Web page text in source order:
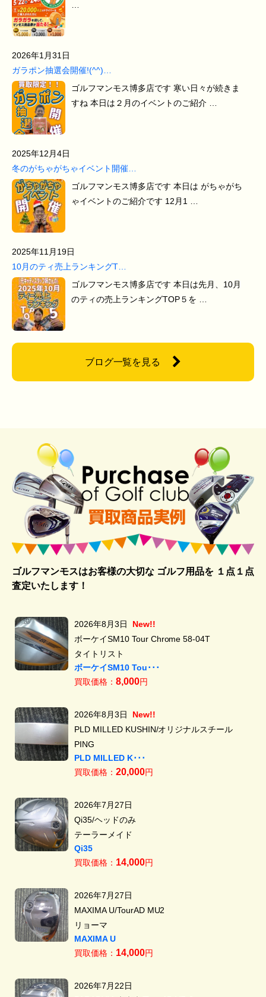
2026年1月31日
ガラポン抽選会開催!(^^)…
ゴルフマンモス博多店です 寒い日々が続きま
すね 本日は２月のイベントのご紹介 …
2025年12月4日
冬のがちゃがちゃイベント開催…
ゴルフマンモス博多店です 本日は がちゃがち
ゃイベントのご紹介です 12月1 …
2025年11月19日
10月のティ売上ランキングT…
ゴルフマンモス博多店です 本日は先月、10月
のティの売上ランキングTOP５を …
ブログ一覧を見る
ゴルフマンモスはお客様の大切な ゴルフ用品を１点１点
査定いたします！
2026年8月3日
New!!
ボーケイSM10 Tour Chrome 58-04T
タイトリスト
ボーケイSM10 Tou･･･
買取価格： 8,000円
2026年8月3日
New!!
PLD MILLED KUSHIN/オリジナルスチール
PING
PLD MILLED K･･･
買取価格： 20,000円
2026年7月27日
Qi35/ヘッドのみ
テーラーメイド
Qi35
買取価格： 14,000円
2026年7月27日
MAXIMA U/TourAD MU2
リョーマ
MAXIMA U
買取価格： 14,000円
2026年7月22日